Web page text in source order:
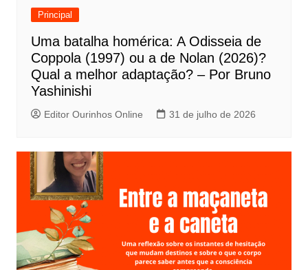
Principal
Uma batalha homérica: A Odisseia de
Coppola (1997) ou a de Nolan (2026)?
Qual a melhor adaptação? – Por Bruno
Yashinishi
Editor Ourinhos Online 31 de julho de 2026